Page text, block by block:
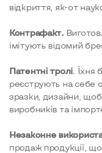
відкриття, як-от
Контрафакт.
імітують відомий
Патентні тролі. Їхня
реєструють на себе
зразки, дизайни,
виробників та
Незаконне
продаж продукції,